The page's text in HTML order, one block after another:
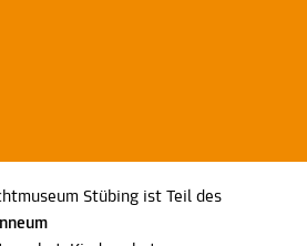
Stübing ist Teil des